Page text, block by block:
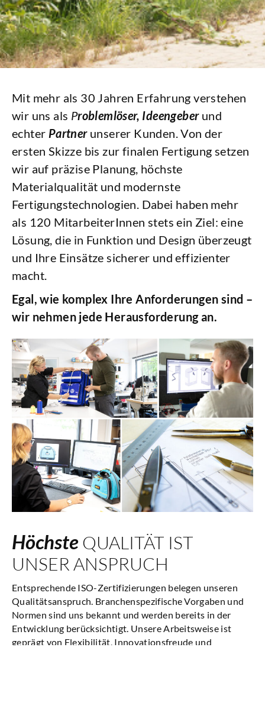
Mit mehr als 30 Jahren Erfahrung verstehen
wir uns als Problemlöser, Ideengeberund
echter Partnerunserer Kunden. Von der
ersten Skizze bis zur finalen Fertigung setzen
wir auf präzise Planung, höchste
Materialqualität und modernste
Fertigungstechnologien. Dabei haben mehr
als 120 MitarbeiterInnen stets ein Ziel: eine
Lösung, die in Funktion und Design überzeugt
und Ihre Einsätze sicherer und effizienter
macht.
Egal, wie komplex Ihre Anforderungen sind –
wir nehmen jede Herausforderung an.
HöchsteQUALITÄT IST
UNSER ANSPRUCH
Entsprechende ISO-Zertifizierungen belegen unseren
Qualitätsanspruch. Branchenspezifische Vorgaben und
Normen sind uns bekannt und werden bereits in der
Entwicklung berücksichtigt. Unsere Arbeitsweise ist
geprägt von Flexibilität, Innovationsfreude und